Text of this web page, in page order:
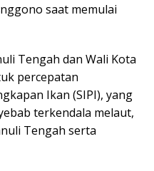
saat memulai
Tengah dan Wali Kota
percepatan
Ikan (SIPI), yang
terkendala melaut,
Tengah serta